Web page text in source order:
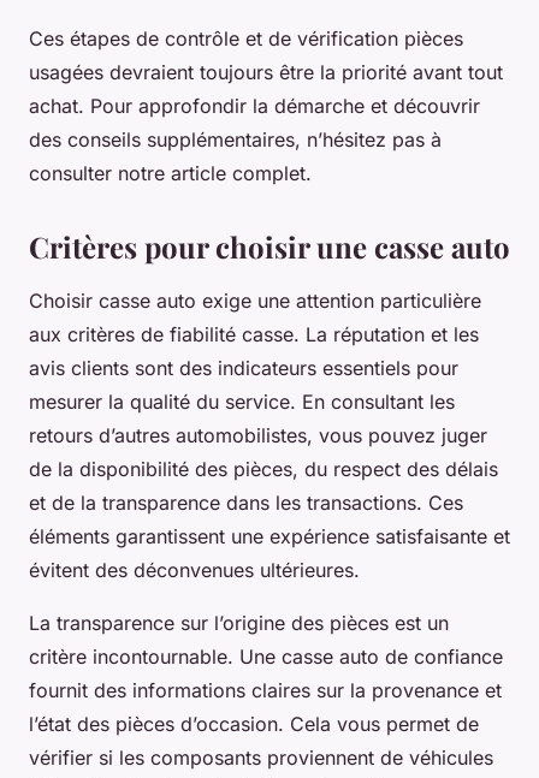
Ces étapes de contrôle et de vérification pièces
usagées devraient toujours être la priorité avant tout
achat. Pour approfondir la démarche et découvrir
des conseils supplémentaires, n’hésitez pas à
consulter notre article complet.
Critères pour choisir une casse auto
Choisir casse auto exige une attention particulière
aux critères de fiabilité casse. La réputation et les
avis clients sont des indicateurs essentiels pour
mesurer la qualité du service. En consultant les
retours d’autres automobilistes, vous pouvez juger
de la disponibilité des pièces, du respect des délais
et de la transparence dans les transactions. Ces
éléments garantissent une expérience satisfaisante et
évitent des déconvenues ultérieures.
La transparence sur l’origine des pièces est un
critère incontournable. Une casse auto de confiance
fournit des informations claires sur la provenance et
l’état des pièces d’occasion. Cela vous permet de
vérifier si les composants proviennent de véhicules